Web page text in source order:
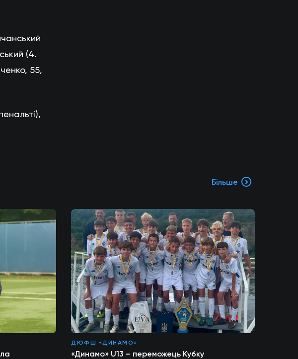
(4.
55,
Більше
ДЮФШ «ДИНАМО»
«Динамо» U13 – переможець Кубку